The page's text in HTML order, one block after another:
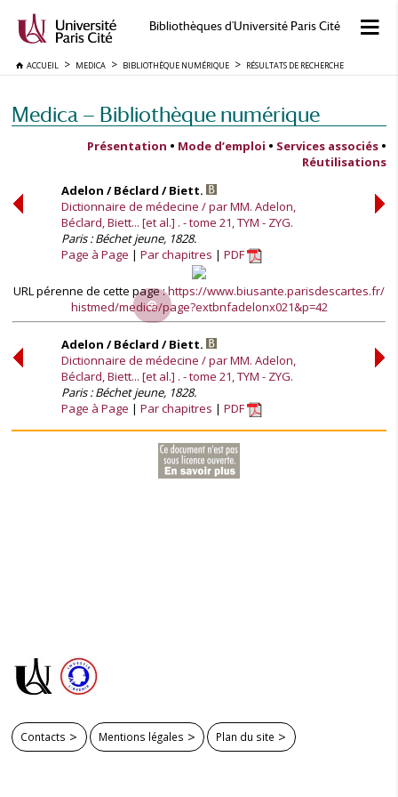
Bibliothèques d'Université Paris Cité
ACCUEIL MEDICA BIBLIOTHÈQUE NUMÉRIQUE RÉSULTATS DE RECHERCHE
Medica — Bibliothèque numérique
Présentation • Mode d’emploi • Services associés •
Réutilisations
Adelon / Béclard / Biett.
Dictionnaire de médecine / par MM. Adelon,
Béclard, Biett... [et al.] . - tome 21, TYM - ZYG.
Paris : Béchet jeune, 1828.
Page à Page
Par chapitres PDF
URL pérenne de cette page :https://www.biusante.parisdescartes.fr/
histmed/medica/page?extbnfadelonx021&p=42
Adelon / Béclard / Biett.
Dictionnaire de médecine / par MM. Adelon,
Béclard, Biett... [et al.] . - tome 21, TYM - ZYG.
Paris : Béchet jeune, 1828.
Page à Page
Par chapitres PDF
Contacts Mentions légales Plan du site